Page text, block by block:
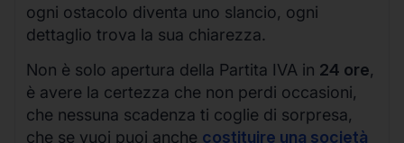
ogni ostacolo diventa uno slancio, ogni
dettaglio trova la sua chiarezza.
Non è solo apertura della Partita IVA in 24 ore,
è avere la certezza che non perdi occasioni,
che nessuna scadenza ti coglie di sorpresa,
che se vuoi puoi anche costituire una società